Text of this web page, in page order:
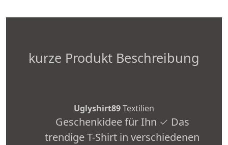
kurze Produkt Beschreibung
Uglyshirt89Textilien
Geschenkidee für Ihn ✓ Das
trendige T-Shirt in verschiedenen